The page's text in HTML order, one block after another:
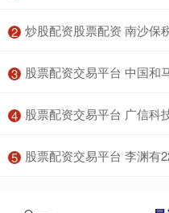
2 炒股配资股票配资 南沙保税燃料
3 股票配资交易平台 中国和马来西亚
4 股票配资交易平台 广信科技换手
5 股票配资交易平台 李渊有22个儿子，